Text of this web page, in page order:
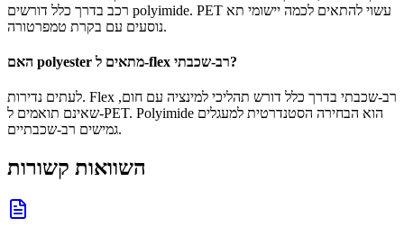
רכב בדרך כלל דורשים polyimide. PET עשוי להתאים לכמה יישומי תא
נוסעים עם בקרת טמפרטורה.
האם polyester מתאים ל-flex רב-שכבתי?
לעתים נדירות. Flex רב-שכבתי בדרך כלל דורש תהליכי למינציה עם חום,
שאינם תואמים ל-PET. Polyimide הוא הבחירה הסטנדרטית למעגלים
גמישים רב-שכבתיים.
השוואות קשורות